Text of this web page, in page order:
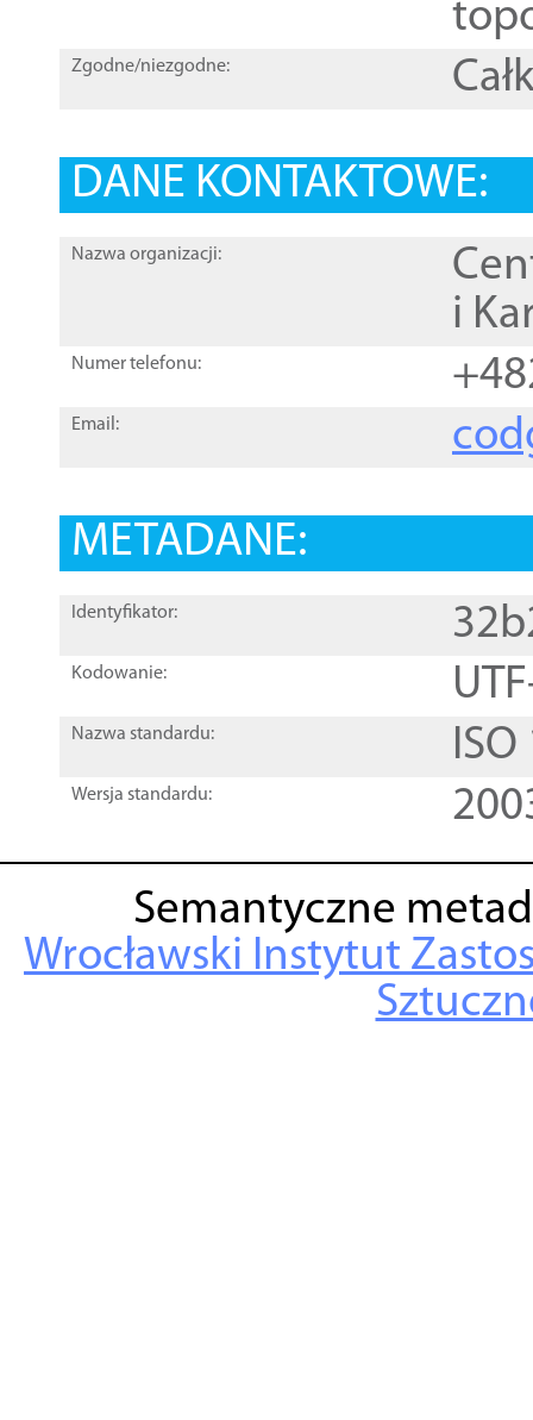
Zgodne/niezgodne:
DANE KONTAKTOWE:
Nazwa organizacji:
i
Numer telefonu:
Email:
METADANE:
Identyfikator:
Kodowanie:
Nazwa standardu:
Wersja standardu:
Semantyczne
Wrocławski Instytut